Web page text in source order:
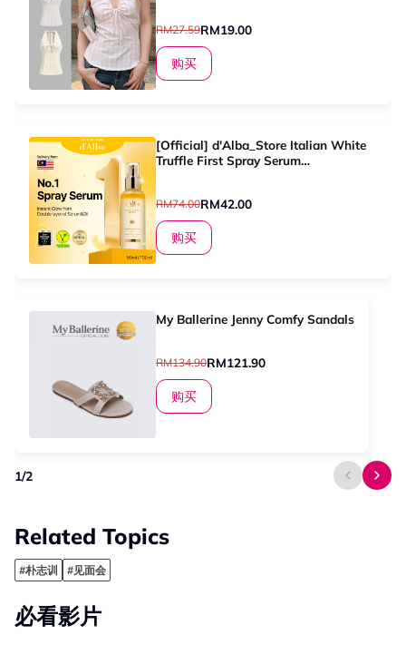
RM27.59RM19.00
购买
[Official] d'Alba_Store Italian White
Truffle First Spray Serum
RM74.00RM42.00
购买
My Ballerine Jenny Comfy Sandals
RM134.90RM121.90
购买
1/2
Related Topics
#朴志训 #见面会
必看影片